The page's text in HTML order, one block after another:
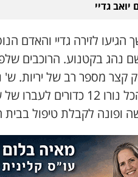
גדיי
הגיעו לזירה גדיי והאדם
נהג בקטנוע. הרוכבים
קצר מספר רב של יריות. ש'
בסך הכל נורו 12
ופונה לקבלת טיפול בבית